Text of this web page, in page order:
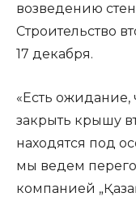
возведению стен
Строительство
17 декабря.
«Есть ожидание,
закрыть крышу
находятся под
мы ведем
компанией